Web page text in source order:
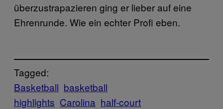
überzustrapazieren ging er lieber auf eine
Ehrenrunde. Wie ein echter Profi eben.
Tagged:
Basketball basketball
highlights Carolina half-court